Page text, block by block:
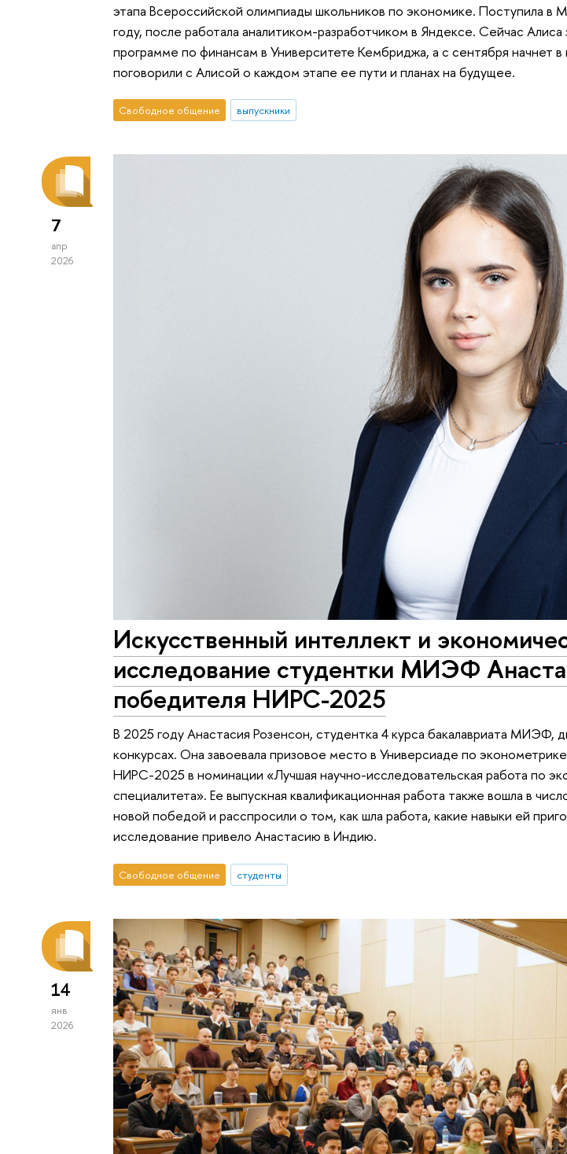
этапа Всероссийской олимпиады школьников по экономике. Поступила в
году, после работала аналитиком-разработчиком в Яндексе. Сейчас
программе по финансам в Университете Кембриджа, а с сентября начнет
поговорили с Алисой о каждом этапе ее пути и планах на будущее.
Свободное общение выпускники
7
апр
2026
Искусственный интеллект и
исследование студентки МИЭФ
победителя НИРС-2025
В 2025 году Анастасия Розенсон, студентка 4 курса бакалавриата МИЭФ,
конкурсах. Она завоевала призовое место в Универсиаде по
НИРС-2025 в номинации «Лучшая научно-исследовательская работа по
специалитета». Ее выпускная квалификационная работа также вошла в
новой победой и расспросили о том, как шла работа, какие навыки ей
исследование привело Анастасию в Индию.
Свободное общение студенты
14
янв
2026